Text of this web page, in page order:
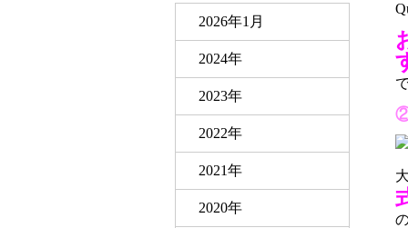
②
2026年1月
2024年
2023年
2022年
2021年
2020年